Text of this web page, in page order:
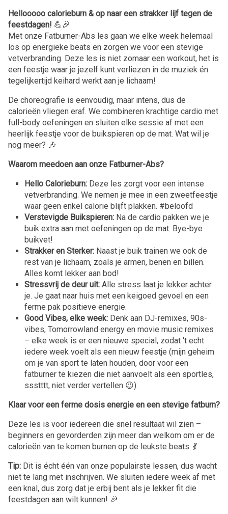
Hellooooo calorieburn & op naar een strakker lijf tegen de
feestdagen! 💪🎉
Met onze Fatburner-Abs les gaan we elke week helemaal
los op energieke beats en zorgen we voor een stevige
vetverbranding. Deze les is niet zomaar een workout, het is
een feestje waar je jezelf kunt verliezen in de muziek én
tegelijkertijd keihard werkt aan je lichaam!
De choreografie is eenvoudig, maar intens, dus de
calorieën vliegen eraf. We combineren krachtige cardio met
full-body oefeningen en sluiten elke sessie af met een
heerlijk feestje voor de buikspieren op de mat. Wat wil je
nog meer? 🎶
Waarom meedoen aan onze Fatburner-Abs?
Hello Calorieburn: Deze les zorgt voor een intense
vetverbranding. We nemen je mee in een zweetfeestje
waar geen enkel calorie blijft plakken. #beloofd
Verstevigde Buikspieren: Na de cardio pakken we je
buik extra aan met oefeningen op de mat. Bye-bye
buikvet!
Strakker en Sterker: Naast je buik trainen we ook de
rest van je lichaam, zoals je armen, benen en billen.
Alles komt lekker aan bod!
Stressvrij de deur uit: Alle stress laat je lekker achter
je. Je gaat naar huis met een keigoed gevoel en een
ferme pak positieve energie.
Good Vibes, elke week: Denk aan DJ-remixes, 90s-
vibes, Tomorrowland energy en movie music remixes
– elke week is er een nieuwe special, zodat 't echt
iedere week voelt als een nieuw feestje (mijn geheim
om je van sport te laten houden, door voor een
fatburner te kiezen die niet aanvoelt als een sportles,
ssstttt, niet verder vertellen 😉).
Klaar voor een ferme dosis energie en een stevige fatburn?
Deze les is voor iedereen die snel resultaat wil zien –
beginners en gevorderden zijn meer dan welkom om er de
calorieën van te komen burnen op de leukste beats. 💃
Tip: Dit is écht één van onze populairste lessen, dus wacht
niet te lang met inschrijven. We sluiten iedere week af met
een knal, dus zorg dat je erbij bent als je lekker fit die
feestdagen aan wilt kunnen! 🎉